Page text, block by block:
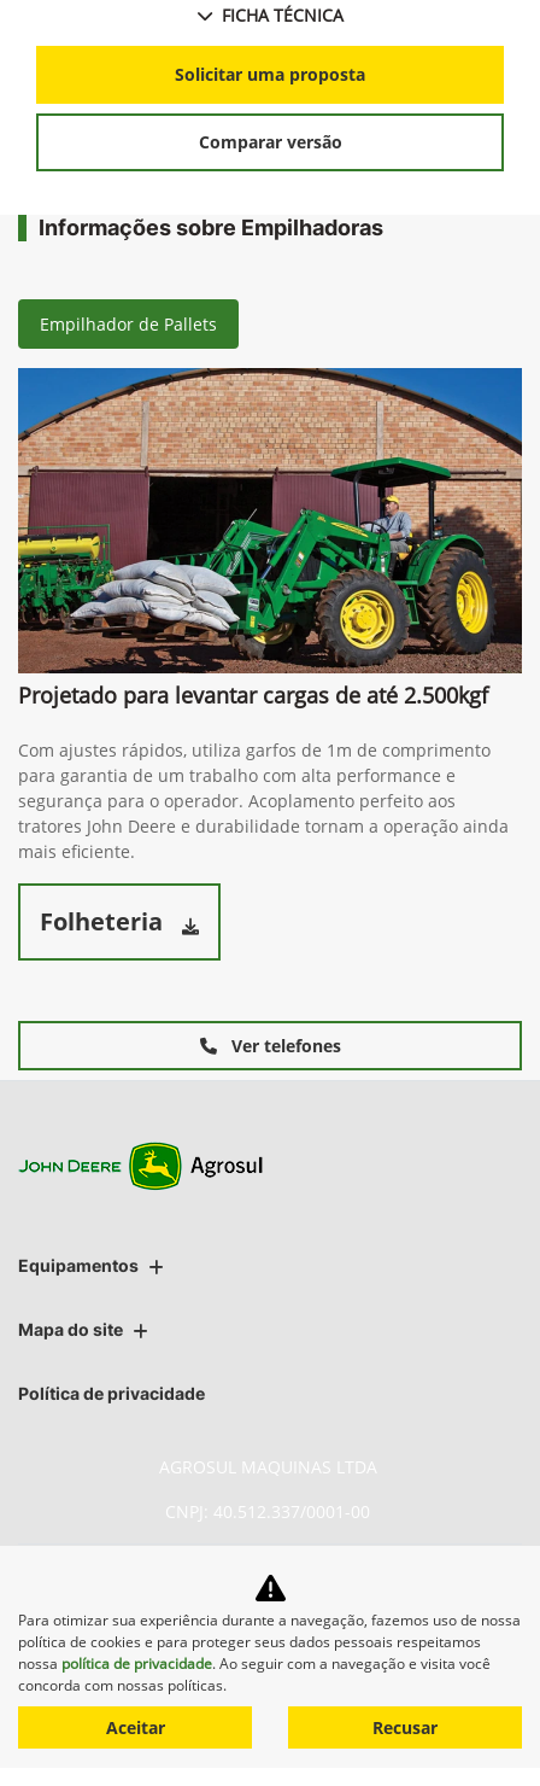
FICHA TÉCNICA
Solicitar uma proposta
Comparar versão
Informações sobre Empilhadoras
Empilhador de Pallets
Projetado para levantar cargas de até 2.500kgf
Com ajustes rápidos, utiliza garfos de 1m de comprimento
para garantia de um trabalho com alta performance e
segurança para o operador. Acoplamento perfeito aos
tratores John Deere e durabilidade tornam a operação ainda
mais eficiente.
Folheteria
Ver telefones
Equipamentos
Mapa do site
Política de privacidade
AGROSUL MAQUINAS LTDA
CNPJ: 40.512.337/0001-00
No trânsito, enxergar o outro
salva vidas.
Para otimizar sua experiência durante a navegação, fazemos uso de nossa
política de cookies e para proteger seus dados pessoais respeitamos
nossa política de privacidade. Ao seguir com a navegação e visita você
concorda com nossas políticas.
Aceitar Recusar